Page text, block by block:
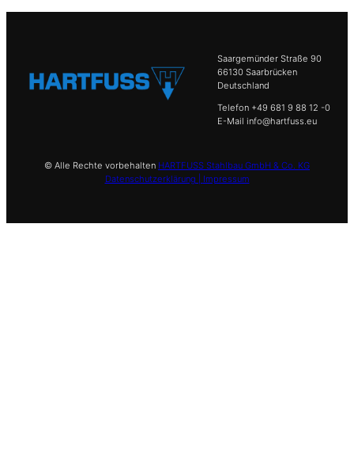
Saargemünder Straße 90
66130 Saarbrücken
Deutschland
Telefon +49 681 9 88 12 -0
E-Mail info@hartfuss.eu
© Alle Rechte vorbehalten HARTFUSS Stahlbau GmbH & Co. KG
Datenschutzerklärung |
Impressum